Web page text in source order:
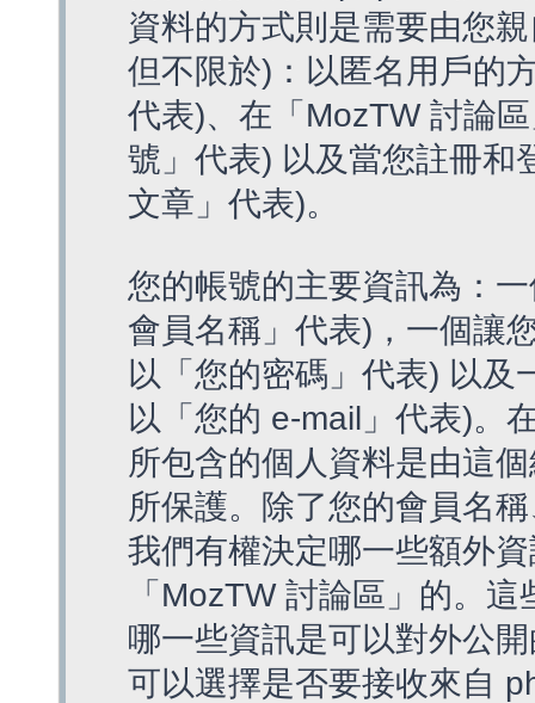
資料的方式則是需要由您
但不限於)：以匿名用戶的
代表)、在「MozTW 討論
號」代表) 以及當您註冊和
文章」代表)。
您的帳號的主要資訊為：
會員名稱」代表)，一個讓
以「您的密碼」代表) 以及
以「您的 e-mail」代表)。
所包含的個人資料是由這
所保護。除了您的會員名
我們有權決定哪一些額外
「MozTW 討論區」的。
哪一些資訊是可以對外公
可以選擇是否要接收來自